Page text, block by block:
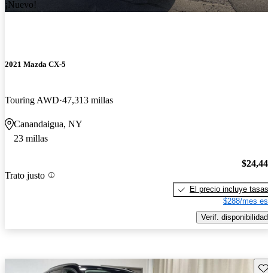
¡Nuevo!
2021 Mazda CX-5
Touring AWD 47,313 millas
Canandaigua, NY
23 millas
Trato justo
El precio incluye tasas
$288/mes
Verif. disponibilidad